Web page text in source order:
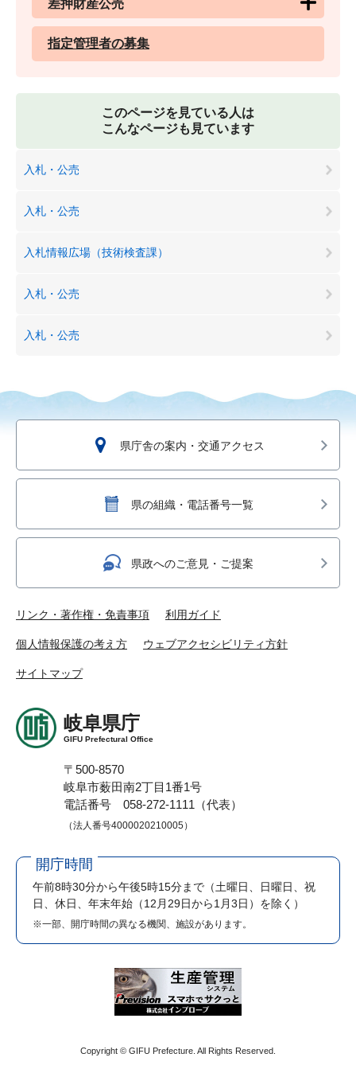
差押財産公売
指定管理者の募集
このページを見ている人は
こんなページも見ています
入札・公売
入札・公売
入札情報広場（技術検査課）
入札・公売
入札・公売
県庁舎の案内・交通アクセス
県の組織・電話番号一覧
県政へのご意見・ご提案
リンク・著作権・免責事項 利用ガイド
個人情報保護の考え方 ウェブアクセシビリティ方針
サイトマップ
岐阜県庁
GIFU Prefectural Office
〒500-8570
岐阜市薮田南2丁目1番1号
電話番号 058-272-1111（代表）
（法人番号4000020210005）
開庁時間
午前8時30分から午後5時15分まで （土曜日、日曜日、祝
日、休日、年末年始（12月29日から1月3日）を除く）
※一部、開庁時間の異なる機関、施設があります。
Copyright © GIFU Prefecture. All Rights Reserved.